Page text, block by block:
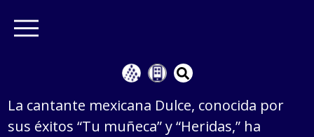
La cantante mexicana Dulce, conocida por
sus éxitos “Tu muñeca” y “Heridas,” ha